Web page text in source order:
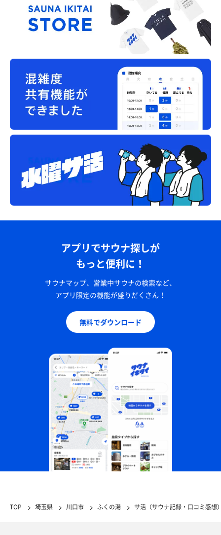
アプリでサウナ探しが
もっと便利に！
サウナマップ、営業中サウナの検索など、
アプリ限定の機能が盛りだくさん！
無料でダウンロード
TOP 埼玉県 川口市 ふくの湯 サ活（サウナ記録・口コミ感想